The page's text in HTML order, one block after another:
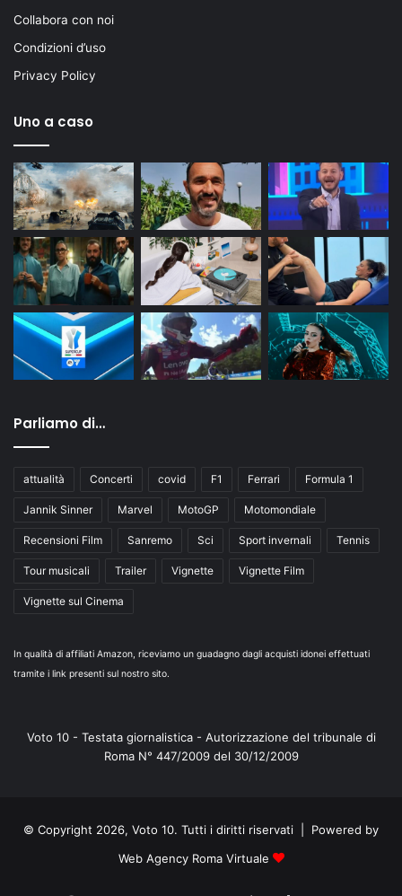
Collabora con noi
Condizioni d’uso
Privacy Policy
Uno a caso
Parliamo di…
attualità Concerti covid F1 Ferrari Formula 1
Jannik Sinner Marvel MotoGP Motomondiale
Recensioni Film Sanremo Sci Sport invernali Tennis
Tour musicali Trailer Vignette Vignette Film
Vignette sul Cinema
In qualità di affiliati Amazon, riceviamo un guadagno dagli acquisti idonei effettuati
tramite i link presenti sul nostro sito.
Voto 10 - Testata giornalistica - Autorizzazione del tribunale di
Roma N° 447/2009 del 30/12/2009
© Copyright 2026, Voto 10. Tutti i diritti riservati | Powered by
Web Agency Roma Virtuale